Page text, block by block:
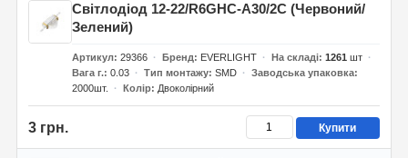
Світлодіод 12-22/R6GHC-A30/2C (Червоний/
Зелений)
Артикул 29366 Бренд EVERLIGHT На складі 1261 шт
Вага г. 0.03 Тип монтажу SMD
Заводська упаковка
2000шт.
Колір Двоколірний
3 грн. Купити